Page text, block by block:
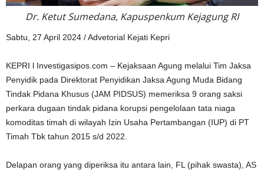
Dr. Ketut Sumedana, Kapuspenkum Kejagung RI
Sabtu, 27 April 2024 / Advetorial Kejati Kepri
KEPRI l Investigasipos.com – Kejaksaan Agung melalui Tim Jaksa
Penyidik pada Direktorat Penyidikan Jaksa Agung Muda Bidang
Tindak Pidana Khusus (JAM PIDSUS) memeriksa 9 orang saksi
perkara dugaan tindak pidana korupsi pengelolaan tata niaga
komoditas timah di wilayah Izin Usaha Pertambangan (IUP) di PT
Timah Tbk tahun 2015 s/d 2022.
Delapan orang yang diperiksa itu antara lain, FL (pihak swasta), AS